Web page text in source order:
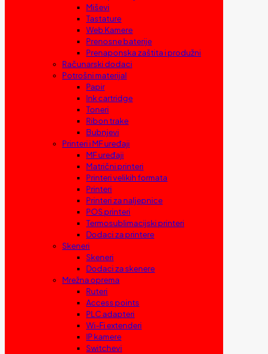
Miševi
Tastature
Web Kamere
Prenosne baterije
Prenaponska zaštita i produžni
Računarski dodaci
Potrošni materijal
Papir
Ink cartridge
Toneri
Ribon trake
Bubnjevi
Printeri i MF uređaji
MF uređaji
Matrični printeri
Printeri velikih formata
Printeri
Printeri za naljepnice
POS printeri
Termosublimacijski printeri
Dodaci za printere
Skeneri
Skeneri
Dodaci za skenere
Mrežna oprema
Ruteri
Access points
PLC adapteri
Wi-Fi extenderi
IP kamere
Switchevi